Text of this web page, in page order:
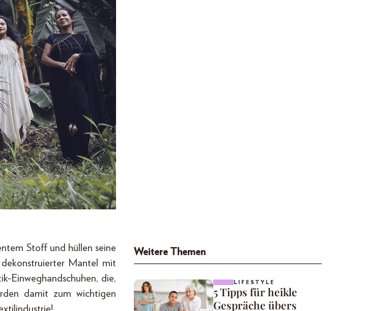
Stoff und hüllen seine
Mantel mit
Einweghandschuhen, die,
damit zum wichtigen
Weitere Themen
LIFESTYLE
5 Tipps für heikle
Gespräche übers